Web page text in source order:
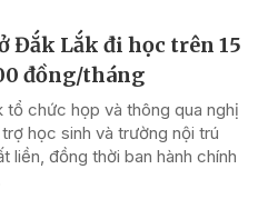
Đắk Lắk đi học trên 15
đồng/tháng
chức họp và thông qua nghị
học sinh và trường nội trú
liền, đồng thời ban hành chính